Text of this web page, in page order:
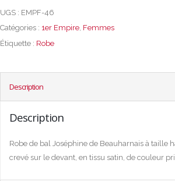
UGS : EMPF-46
Catégories : 1er Empire, Femmes
Étiquette : Robe
Description
Description
Robe de bal Joséphine de Beauharnais à taille
crevé sur le devant, en tissu satin, de couleur